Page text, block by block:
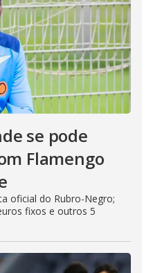
se pode
Flamengo
oficial do Rubro-Negro;
fixos e outros 5